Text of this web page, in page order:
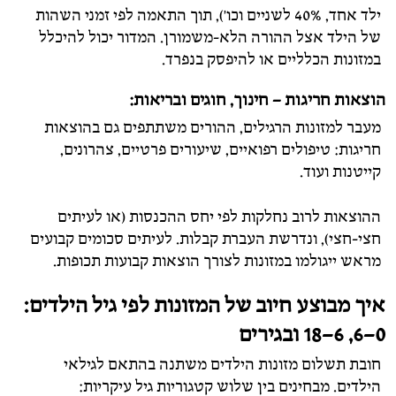
ילד אחד, 40% לשניים וכו'), תוך התאמה לפי זמני השהות
של הילד אצל ההורה הלא-משמורן. המדור יכול להיכלל
במזונות הכלליים או להיפסק בנפרד.
הוצאות חריגות – חינוך, חוגים ובריאות:
מעבר למזונות הרגילים, ההורים משתתפים גם בהוצאות
חריגות: טיפולים רפואיים, שיעורים פרטיים, צהרונים,
קייטנות ועוד.
ההוצאות לרוב נחלקות לפי יחס ההכנסות (או לעיתים
חצי-חצי), ונדרשת העברת קבלות. לעיתים סכומים קבועים
מראש ייגולמו במזונות לצורך הוצאות קבועות תכופות.
איך מבוצע חיוב של המזונות לפי גיל הילדים:
0–6, 6–18 ובגירים
חובת תשלום מזונות הילדים משתנה בהתאם לגילאי
הילדים. מבחינים בין שלוש קטגוריות גיל עיקריות: